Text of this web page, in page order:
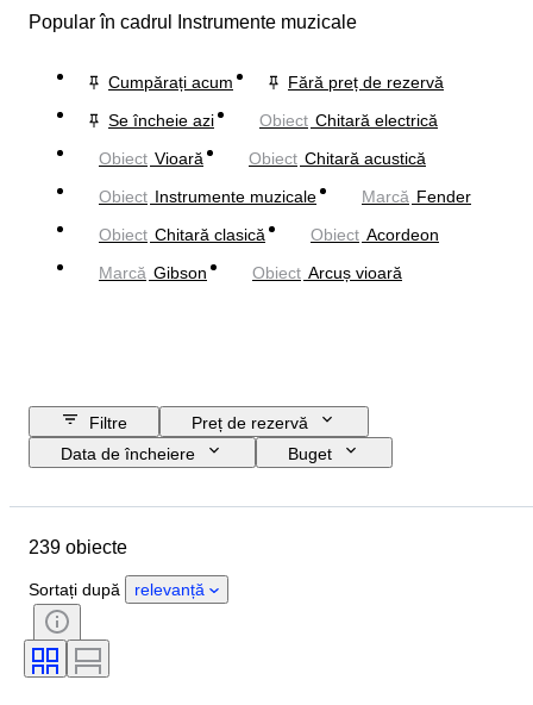
Popular în cadrul Instrumente muzicale
Cumpărați acum
Fără preț de rezervă
Se încheie azi
Obiect Chitară electrică
Obiect Vioară Obiect Chitară acustică
Obiect Instrumente muzicale Marcă Fender
Obiect Chitară clasică Obiect Acordeon
Marcă Gibson Obiect Arcuș vioară
Filtre
Preț de rezervă
Data de încheiere
Buget
Stare
Eră
239 obiecte
Sortați după relevanță